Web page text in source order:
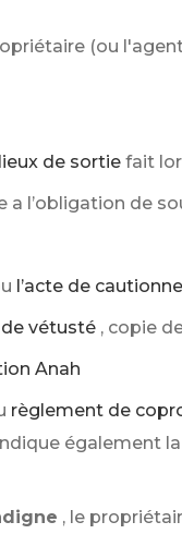
(ou
de sortie fait
a l’obligation de
l’acte de
vétusté , copie
Anah
règlement de
également la
, le